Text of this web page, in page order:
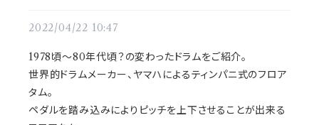
2022/04/22 10:47
1978頃～80年代頃？の変わったドラムをご紹介。
世界的ドラムメーカー、ヤマハによるティンパニ式のフロア
タム。
ペダルを踏み込みによりピッチを上下させることが出来る